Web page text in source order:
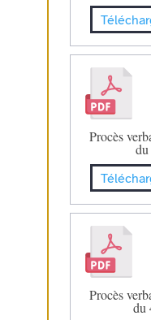
Procès
Procès
du